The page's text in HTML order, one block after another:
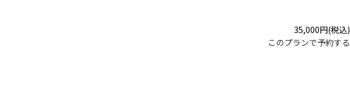
35,000円(税込)
このプランで予約する